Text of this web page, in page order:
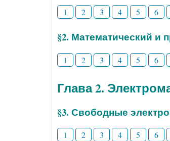
1 2 3 4 5 6
§2. Математический и
1 2 3 4 5 6
Глава 2.
§3. Свободные
1 2 3 4 5 6